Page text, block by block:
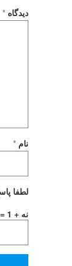
دیدگاه *
نام *
لطفا
نه + 1 =